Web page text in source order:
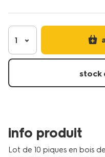
de-
fete/vaisselle-
jetable/piques-
decorations-
1
stock
info produit
Lot de 10 piques en bois